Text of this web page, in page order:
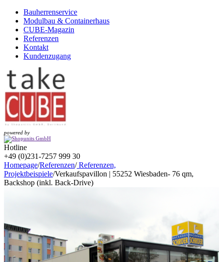
Bauherrenservice
Modulbau & Containerhaus
CUBE-Magazin
Referenzen
Kontakt
Kundenzugang
powered by
Hotline
+49 (0)231-7257 999 30
Homepage/Referenzen/Referenzen,
Projektbeispiele/Verkaufspavillon | 55252 Wiesbaden- 76 qm,
Backshop (inkl. Back-Drive)